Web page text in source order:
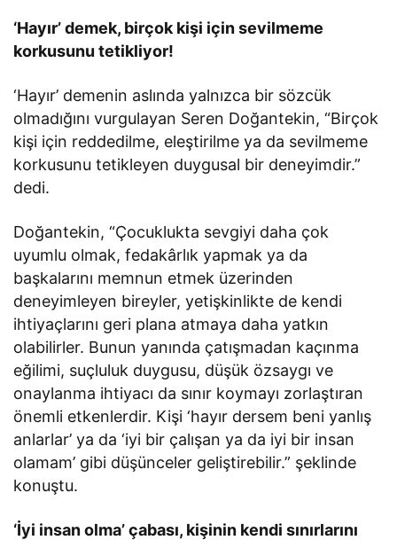
‘Hayır’ demek, birçok kişi için sevilmeme
korkusunu tetikliyor!
‘Hayır’ demenin aslında yalnızca bir sözcük
olmadığını vurgulayan Seren Doğantekin, “Birçok
kişi için reddedilme, eleştirilme ya da sevilmeme
korkusunu tetikleyen duygusal bir deneyimdir.”
dedi.
Doğantekin, “Çocuklukta sevgiyi daha çok
uyumlu olmak, fedakârlık yapmak ya da
başkalarını memnun etmek üzerinden
deneyimleyen bireyler, yetişkinlikte de kendi
ihtiyaçlarını geri plana atmaya daha yatkın
olabilirler. Bunun yanında çatışmadan kaçınma
eğilimi, suçluluk duygusu, düşük özsaygı ve
onaylanma ihtiyacı da sınır koymayı zorlaştıran
önemli etkenlerdir. Kişi ‘hayır dersem beni yanlış
anlarlar’ ya da ‘iyi bir çalışan ya da iyi bir insan
olamam’ gibi düşünceler geliştirebilir.” şeklinde
konuştu.
‘İyi insan olma’ çabası, kişinin kendi sınırlarını